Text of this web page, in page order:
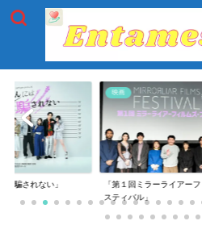
は騙されない」
映画
「第１回ミラーライアー
スティバル」